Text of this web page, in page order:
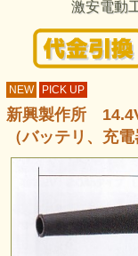
激安電動
NEW PICK UP
新興製作所
（バッテリ、充